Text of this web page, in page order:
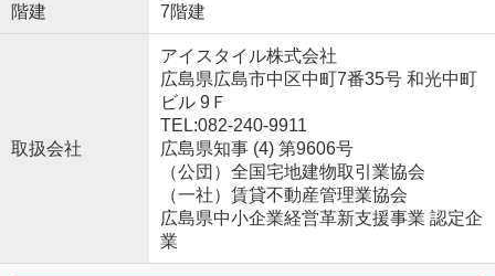
階建 7階建
取扱会社
アイスタイル株式会社
広島県広島市中区中町7番35号 和光中町
ビル 9Ｆ
TEL:082-240-9911
広島県知事 (4) 第9606号
（公団）全国宅地建物取引業協会
（一社）賃貸不動産管理業協会
広島県中小企業経営革新支援事業 認定企
業